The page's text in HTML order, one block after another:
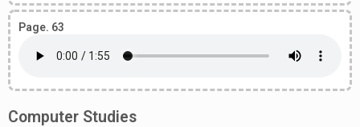
Page. 63
Computer Studies